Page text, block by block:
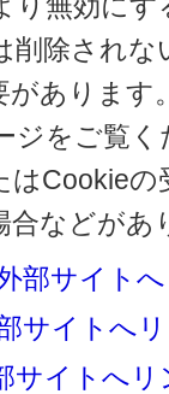
削除され
あります
ジをご覧く
Cookie
合などが
部サイト
サイトへ
サイトへリ